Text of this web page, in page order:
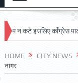
इसलिए काँग्रेस पार्टी
HOME CITY NEWS
नागर